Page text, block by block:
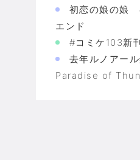
初恋の娘の娘
エンド
#コミケ103新
去年ルノアー
Paradise of